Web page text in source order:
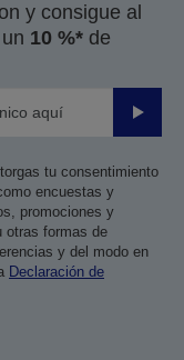
y consigue al
10 %* de
Enviar
tu consentimiento
encuestas y
promociones y
otras formas de
y del modo en
Declaración de